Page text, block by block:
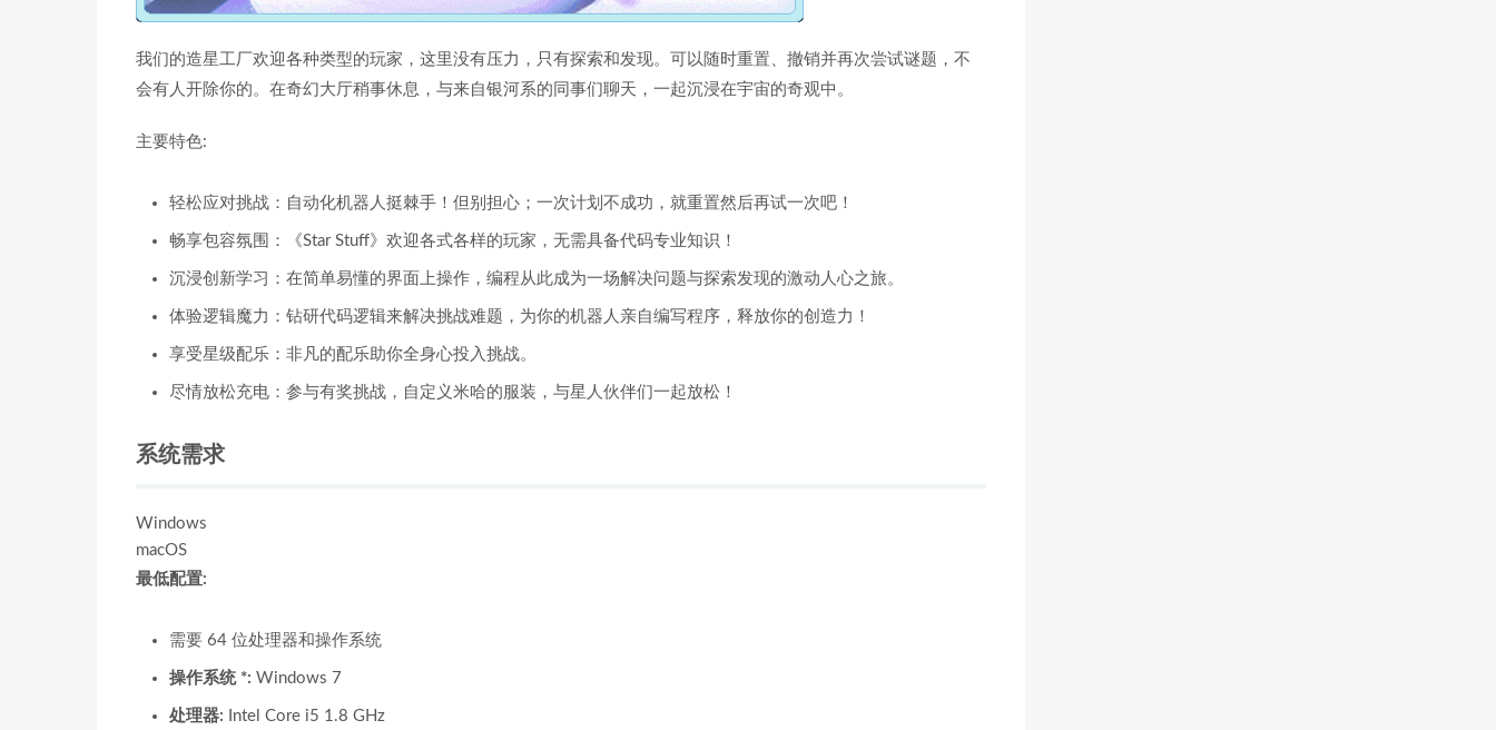
我们的造星工厂欢迎各种类型的玩家，这里没有压力，只有探索和发现。可以随时重置、撤销并再次尝试谜题，不
会有人开除你的。在奇幻大厅稍事休息，与来自银河系的同事们聊天，一起沉浸在宇宙的奇观中。
主要特色:
轻松应对挑战：自动化机器人挺棘手！但别担心；一次计划不成功，就重置然后再试一次吧！
畅享包容氛围：《Star Stuff》欢迎各式各样的玩家，无需具备代码专业知识！
沉浸创新学习：在简单易懂的界面上操作，编程从此成为一场解决问题与探索发现的激动人心之旅。
体验逻辑魔力：钻研代码逻辑来解决挑战难题，为你的机器人亲自编写程序，释放你的创造力！
享受星级配乐：非凡的配乐助你全身心投入挑战。
尽情放松充电：参与有奖挑战，自定义米哈的服装，与星人伙伴们一起放松！
系统需求
Windows
macOS
最低配置:
需要 64 位处理器和操作系统
操作系统 *: Windows 7
处理器: Intel Core i5 1.8 GHz